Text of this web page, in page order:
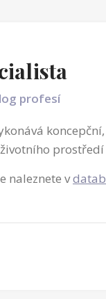
profesí
naleznete v